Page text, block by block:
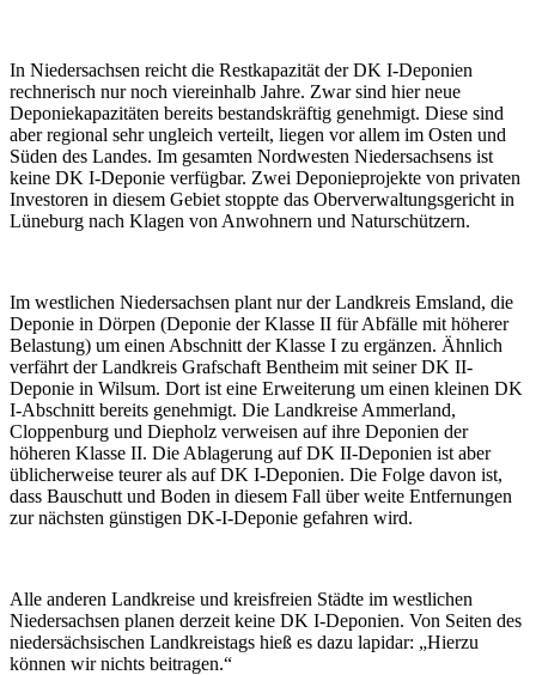
In Niedersachsen reicht die Restkapazität der DK I-Deponien
rechnerisch nur noch viereinhalb Jahre. Zwar sind hier neue
Deponiekapazitäten bereits bestandskräftig genehmigt. Diese sind
aber regional sehr ungleich verteilt, liegen vor allem im Osten und
Süden des Landes. Im gesamten Nordwesten Niedersachsens ist
keine DK I-Deponie verfügbar. Zwei Deponieprojekte von privaten
Investoren in diesem Gebiet stoppte das Oberverwaltungsgericht in
Lüneburg nach Klagen von Anwohnern und Naturschützern.
Im westlichen Niedersachsen plant nur der Landkreis Emsland, die
Deponie in Dörpen (Deponie der Klasse II für Abfälle mit höherer
Belastung) um einen Abschnitt der Klasse I zu ergänzen. Ähnlich
verfährt der Landkreis Grafschaft Bentheim mit seiner DK II-
Deponie in Wilsum. Dort ist eine Erweiterung um einen kleinen DK
I-Abschnitt bereits genehmigt. Die Landkreise Ammerland,
Cloppenburg und Diepholz verweisen auf ihre Deponien der
höheren Klasse II. Die Ablagerung auf DK II-Deponien ist aber
üblicherweise teurer als auf DK I-Deponien. Die Folge davon ist,
dass Bauschutt und Boden in diesem Fall über weite Entfernungen
zur nächsten günstigen DK-I-Deponie gefahren wird.
Alle anderen Landkreise und kreisfreien Städte im westlichen
Niedersachsen planen derzeit keine DK I-Deponien. Von Seiten des
niedersächsischen Landkreistags hieß es dazu lapidar: „Hierzu
können wir nichts beitragen.“